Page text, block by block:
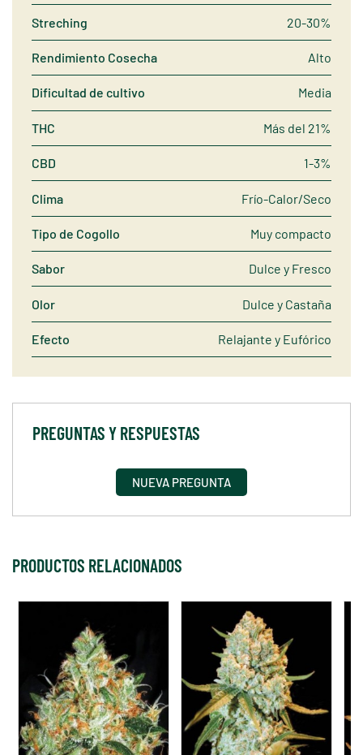
Streching 20-30%
Rendimiento Cosecha Alto
Dificultad de cultivo Media
THC Más del 21%
CBD 1-3%
Clima Frío-Calor/Seco
Tipo de Cogollo Muy compacto
Sabor Dulce y Fresco
Olor Dulce y Castaña
Efecto Relajante y Eufórico
PREGUNTAS Y RESPUESTAS
NUEVA PREGUNTA
PRODUCTOS RELACIONADOS